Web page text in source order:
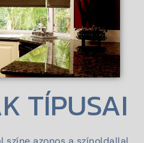
TÍPUSAI